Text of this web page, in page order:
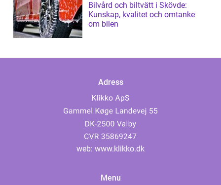
Bilvård och biltvätt i Skövde:
Kunskap, kvalitet och omtanke
om bilen
Adress
web: www.klikko.dk
Menu